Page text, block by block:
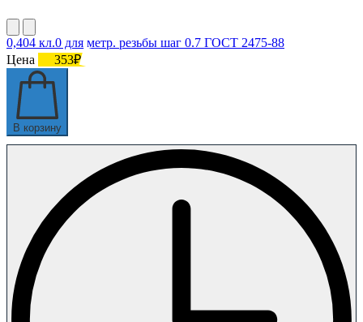
0,404 кл.0 для метр. резьбы шаг 0.7 ГОСТ 2475-88
Цена
353₽
В корзину